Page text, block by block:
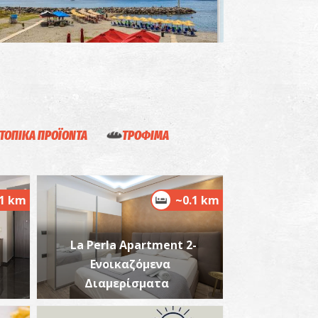
~4.5Km
ΤΟΠΙΚΑ ΠΡΟΪΟΝΤΑ
ΤΡΟΦΙΜΑ
km ~0.1 km
La Perla Apartment 2-
Ενοικαζόμενα
Διαμερίσματα